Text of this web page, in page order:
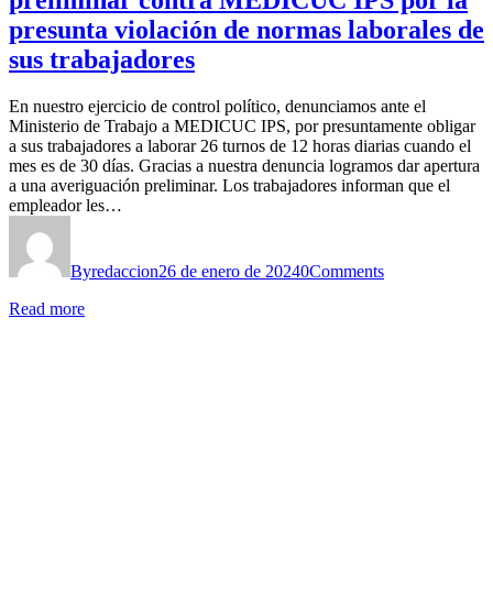
presunta violación de normas laborales de
sus trabajadores
En nuestro ejercicio de control político, denunciamos ante el
Ministerio de Trabajo a MEDICUC IPS, por presuntamente obligar
a sus trabajadores a laborar 26 turnos de 12 horas diarias cuando el
mes es de 30 días. Gracias a nuestra denuncia logramos dar apertura
a una averiguación preliminar. Los trabajadores informan que el
empleador les…
Byredaccion26 de enero de 20240Comments
Read more